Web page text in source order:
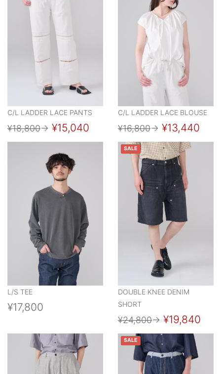
C/L LADDER LACE PANTS
¥18,800→ ¥15,040
C/L LADDER LACE BLOUSE
¥16,800→ ¥13,440
L/S TEE
¥17,800
SALE
DOUBLE KNEE DENIM
SHORT
¥24,800→ ¥19,840
SALE